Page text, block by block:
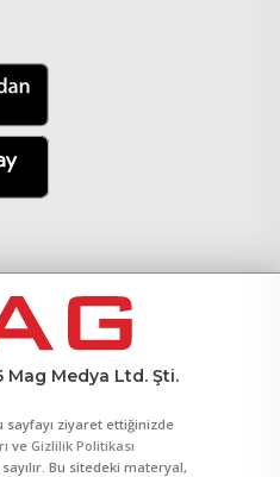
Medya Ltd. Şti.
sayfayı ziyaret ettiğinizde
ve Gizlilik Politikası
Bu sitedeki materyal,